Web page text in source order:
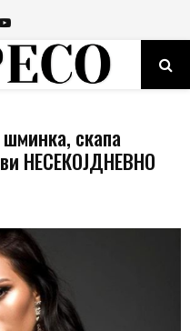
Youtube
скапа
НЕСЕКОЈДНЕВНО